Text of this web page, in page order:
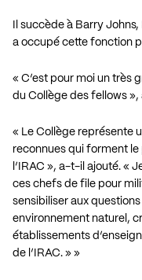
Il succède à Barry
a occupé cette fonction
« C’est pour moi un très
du Collège des fellows
« Le Collège représente
reconnues qui forment
l’IRAC », a-t-il ajouté. «
ces chefs de file pour
sensibiliser aux
environnement naturel,
établissements
de l’IRAC. » »